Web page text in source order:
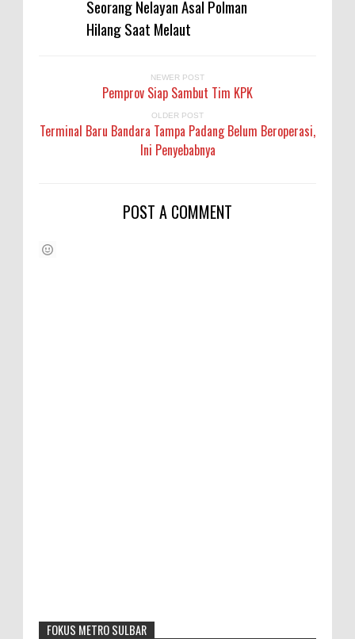
Seorang Nelayan Asal Polman
Hilang Saat Melaut
NEWER POST
Pemprov Siap Sambut Tim KPK
OLDER POST
Terminal Baru Bandara Tampa Padang Belum Beroperasi,
Ini Penyebabnya
POST A COMMENT
FOKUS METRO SULBAR